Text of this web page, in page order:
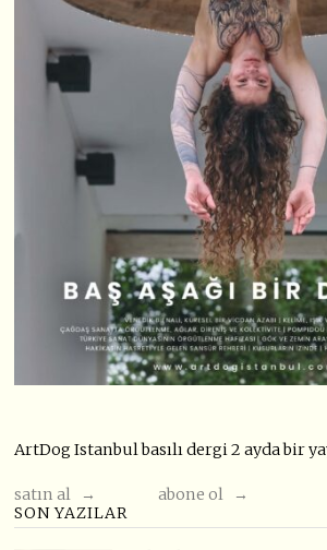
ArtDog Istanbul basılı dergi 2 ayda bir
satın al →
abone ol →
SON YAZILAR